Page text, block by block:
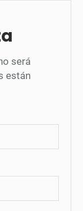
será
están